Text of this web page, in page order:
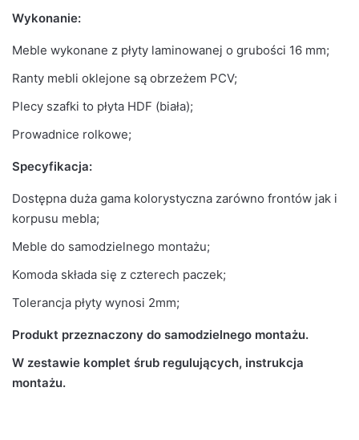
Wykonanie:
Meble wykonane z płyty laminowanej o grubości 16 mm;
Ranty mebli oklejone są obrzeżem PCV;
Plecy szafki to płyta HDF (biała);
Prowadnice rolkowe;
Specyfikacja:
Dostępna duża gama kolorystyczna zarówno frontów jak i
korpusu mebla;
Meble do samodzielnego montażu;
Komoda składa się z czterech paczek;
Tolerancja płyty wynosi 2mm;
Produkt przeznaczony do samodzielnego montażu.
W zestawie komplet śrub regulujących, instrukcja
montażu.